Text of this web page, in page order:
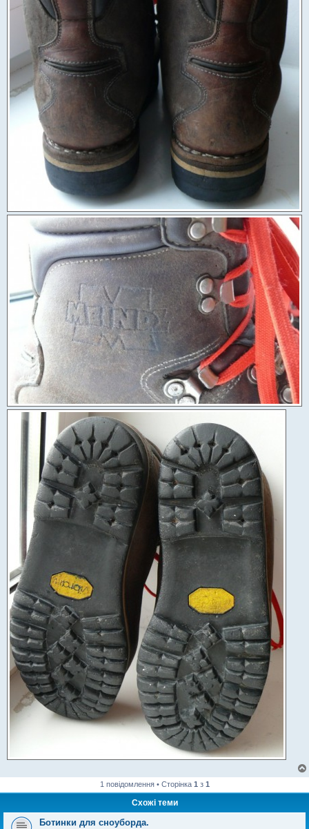
1 повідомлення • Сторінка 1 з 1
Схожі теми
Ботинки для сноуборда.